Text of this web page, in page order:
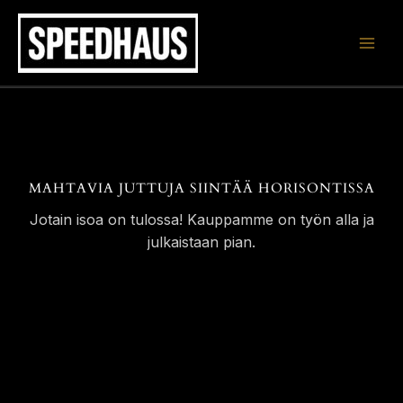
Siirry
sisältöön
MAHTAVIA JUTTUJA SIINTÄÄ HORISONTISSA
Jotain isoa on tulossa! Kauppamme on työn alla ja
julkaistaan pian.